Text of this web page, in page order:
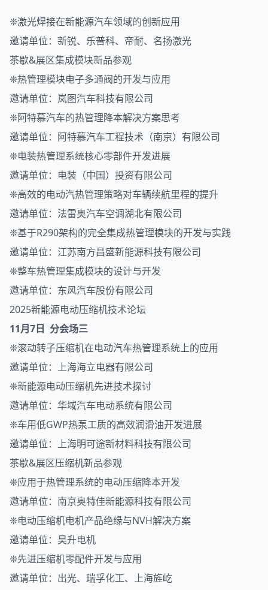
❊激光焊接在新能源汽车领域的创新应用
邀请单位：新锐、乐普科、帝耐、名扬激光
茶歇&展区集成模块新品参观
❊热管理模块电子多通阀的开发与应用
邀请单位：岚图汽车科技有限公司
❊阿特慕汽车的热管理降本解决方案思考
邀请单位：阿特慕汽车工程技术（南京）有限公司
❊电装热管理系统核心零部件开发进展
邀请单位：电装（中国）投资有限公司
❊高效的电动汽热管理策略对车辆续航里程的提升
邀请单位：法雷奥汽车空调湖北有限公司
❊基于R290架构的完全集成热管理模块的开发与实践
邀请单位：江苏南方昌盛新能源科技有限公司
❊整车热管理集成模块的设计与开发
邀请单位：东风汽车股份有限公司
2025新能源电动压缩机技术论坛
11月7日 分会场三
❊滚动转子压缩机在电动汽车热管理系统上的应用
邀请单位：上海海立电器有限公司
❊新能源电动压缩机先进技术探讨
邀请单位：华域汽车电动系统有限公司
❊车用低GWP热泵工质的高效润滑油开发进展
邀请单位：上海明可途新材料科技有限公司
茶歇&展区压缩机新品参观
❊应用于热管理系统的电动压缩降本开发
邀请单位：南京奥特佳新能源科技有限公司
❊电动压缩机电机产品绝缘与NVH解决方案
邀请单位：昊升电机
❊先进压缩机零配件开发与应用
邀请单位：出光、瑞孚化工、上海旌屹